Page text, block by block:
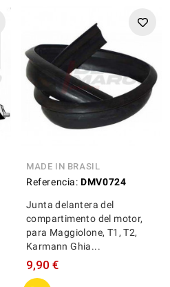
MADE IN BRASIL
Referencia: DMV0724
Junta delantera del
compartimento del motor,
para Maggiolone, T1, T2,
Karmann Ghia...
9,90 €